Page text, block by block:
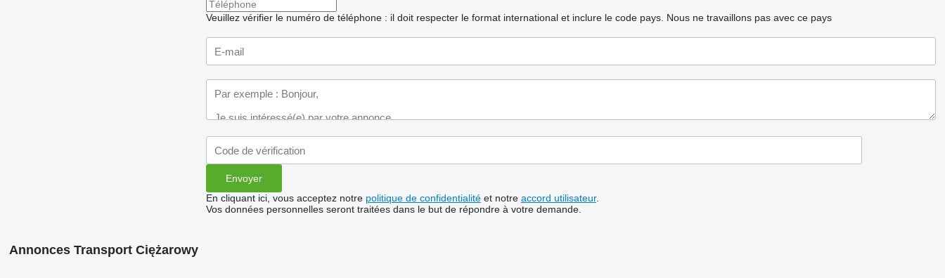
Veuillez vérifier le numéro de téléphone : il doit respecter le format international et inclure le code pays. Nous ne travaillons pas avec ce pays
En cliquant ici, vous acceptez notre politique de confidentialitéet notre accord utilisateur.
Vos données personnelles seront traitées dans le but de répondre à votre demande.
Annonces Transport Ciężarowy